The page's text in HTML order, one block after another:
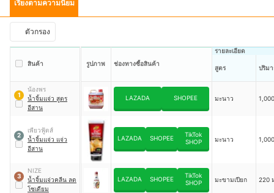
เรียงตามความนิยม
ตัวกรอง
สินค้า รูปภาพ ช่องทางซื้อสินค้า
รายละเอียด
สูตร ปริม
1
น้องพร
น้ำจิ้มแจ่ว สูตร
อีสาน
LAZADA SHOPEE มะนาว
2
เพียวฟู้ดส์
น้ำจิ้มแจ่ว แจ่ว
อีสาน
LAZADA SHOPEE
TikTok
SHOP
มะนาว
3
NIZE
น้ำจิ้มแจ่วคลีน ลด
โซเดียม
LAZADA SHOPEE
TikTok
SHOP
มะขามเปียก 220